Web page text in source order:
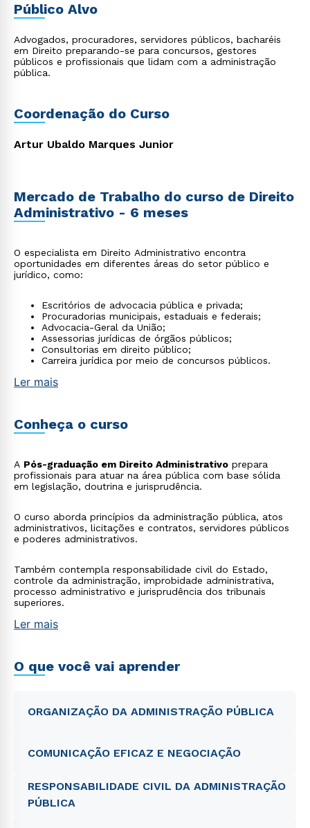
Público Alvo
Advogados, procuradores, servidores públicos, bacharéis
em Direito preparando-se para concursos, gestores
públicos e profissionais que lidam com a administração
pública.
Coordenação do Curso
Artur Ubaldo Marques Junior
Mercado de Trabalho do curso de Direito
Administrativo - 6 meses
O especialista em Direito Administrativo encontra
oportunidades em diferentes áreas do setor público e
jurídico, como:
Escritórios de advocacia pública e privada;
Procuradorias municipais, estaduais e federais;
Advocacia-Geral da União;
Assessorias jurídicas de órgãos públicos;
Consultorias em direito público;
Carreira jurídica por meio de concursos públicos.
Ler mais
Conheça o curso
A Pós-graduação em Direito Administrativo prepara
profissionais para atuar na área pública com base sólida
em legislação, doutrina e jurisprudência.
O curso aborda princípios da administração pública, atos
administrativos, licitações e contratos, servidores públicos
e poderes administrativos.
Também contempla responsabilidade civil do Estado,
controle da administração, improbidade administrativa,
processo administrativo e jurisprudência dos tribunais
superiores.
Ler mais
O que você vai aprender
ORGANIZAÇÃO DA ADMINISTRAÇÃO PÚBLICA
COMUNICAÇÃO EFICAZ E NEGOCIAÇÃO
RESPONSABILIDADE CIVIL DA ADMINISTRAÇÃO
PÚBLICA